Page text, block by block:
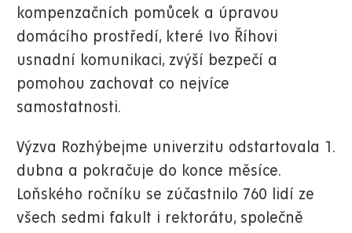
kompenzačních pomůcek a úpravou
domácího prostředí, které Ivo Říhovi
usnadní komunikaci, zvýší bezpečí a
pomohou zachovat co nejvíce
samostatnosti.
Výzva Rozhýbejme univerzitu odstartovala 1.
dubna a pokračuje do konce měsíce.
Loňského ročníku se zúčastnilo 760 lidí ze
všech sedmi fakult i rektorátu, společně